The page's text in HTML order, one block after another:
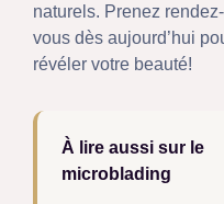
naturels. Prenez rendez-
vous dès aujourd’hui
révéler votre beauté!
À lire aussi sur le
microblading